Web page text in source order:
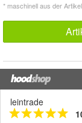
* maschinell aus der
leintrade